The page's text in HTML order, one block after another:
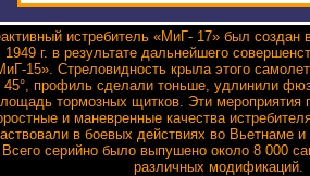
истребитель «МиГ- 17» был
1949 г. в результате дальнейшего
15». Стреловидность крыла этого
45°, профиль сделали тоньше, удлинили
тормозных щитков. Эти мероприятия
и маневренные качества
в боевых действиях во Вьетнаме
Всего серийно было выпушено около 8 000
различных модификаций.